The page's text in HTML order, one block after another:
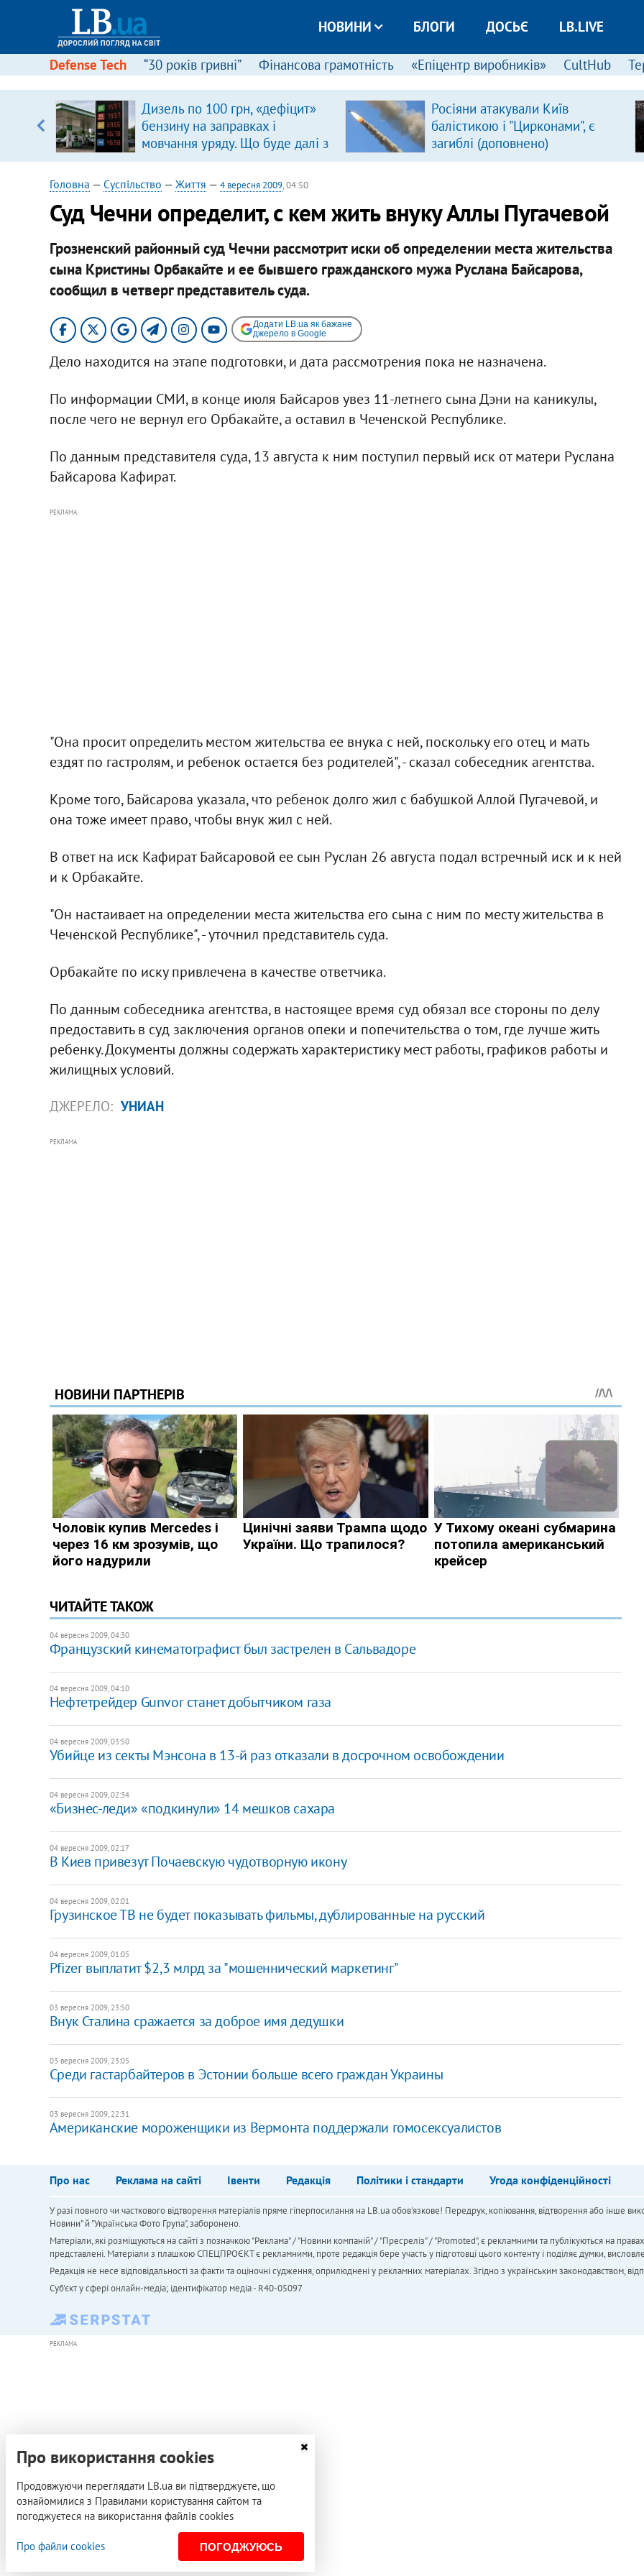
НОВИНИ БЛОГИ ДОСЬЄ LB.LIVE
Defense Tech “30 років гривні” Фінансова грамотність «Епіцентр виробників» CultHub
Дизель по 100 грн, «дефіцит»
бензину на заправках і
мовчання уряду. Що буде далі з
цінами на пальне?
Росіяни атакували Київ
балістикою і "Цирконами", є
загиблі (доповнено)
Головна — Суспільство — Життя — 4 вересня 2009, 04:50
Суд Чечни определит, с кем жить внуку Аллы Пугачевой
Грозненский районный суд Чечни рассмотрит иски об определении места жительства
сына Кристины Орбакайте и ее бывшего гражданского мужа Руслана Байсарова,
сообщил в четверг представитель суда.
Додати LB.ua як бажане
джерело в Google
Дело находится на этапе подготовки, и дата рассмотрения пока не назначена.
По информации СМИ, в конце июля Байсаров увез 11-летнего сына Дэни на каникулы,
после чего не вернул его Орбакайте, а оставил в Чеченской Республике.
По данным представителя суда, 13 августа к ним поступил первый иск от матери Руслана
Байсарова Кафират.
РЕКЛАМА
"Она просит определить местом жительства ее внука с ней, поскольку его отец и мать
ездят по гастролям, и ребенок остается без родителей", - сказал собеседник агентства.
Кроме того, Байсарова указала, что ребенок долго жил с бабушкой Аллой Пугачевой, и
она тоже имеет право, чтобы внук жил с ней.
В ответ на иск Кафират Байсаровой ее сын Руслан 26 августа подал встречный иск и к ней
и к Орбакайте.
"Он настаивает на определении места жительства его сына с ним по месту жительства в
Чеченской Республике", - уточнил представитель суда.
Орбакайте по иску привлечена в качестве ответчика.
По данным собеседника агентства, в настоящее время суд обязал все стороны по делу
предоставить в суд заключения органов опеки и попечительства о том, где лучше жить
ребенку. Документы должны содержать характеристику мест работы, графиков работы и
жилищных условий.
ДЖЕРЕЛО: УНИАН
РЕКЛАМА
ЧИТАЙТЕ ТАКОЖ
04 вересня 2009, 04:30
Французский кинематографист был застрелен в Сальвадоре
04 вересня 2009, 04:10
Нефтетрейдер Gunvor станет добытчиком газа
04 вересня 2009, 03:50
Убийце из секты Мэнсона в 13-й раз отказали в досрочном освобождении
04 вересня 2009, 02:34
«Бизнес-леди» «подкинули» 14 мешков сахара
04 вересня 2009, 02:17
В Киев привезут Почаевскую чудотворную икону
04 вересня 2009, 02:01
Грузинское ТВ не будет показывать фильмы, дублированные на русский
04 вересня 2009, 01:05
Pfizer выплатит $2,3 млрд за "мошеннический маркетинг"
03 вересня 2009, 23:50
Внук Сталина сражается за доброе имя дедушки
03 вересня 2009, 23:05
Среди гастарбайтеров в Эстонии больше всего граждан Украины
03 вересня 2009, 22:31
Американские мороженщики из Вермонта поддержали гомосексуалистов
Про нас Реклама на сайті Івенти Редакція Політики і стандарти Угода конфіденційності
У разі повного чи часткового відтворення матеріалів пряме гіперпосилання на LB.ua обов'язкове! Передрук, копіювання, відтворення або інше
Новини" й "Українська Фото Група", заборонено.
Матеріали, які розміщуються на сайті з позначкою "Реклама" / "Новини компаній" / "Пресреліз" / "Promoted", є рекламними та публікуються на
представлені. Матеріали з плашкою СПЕЦПРОЄКТ є рекламними, проте редакція бере участь у підготовці цього контенту і поділяє думки,
Редакція не несе відповідальності за факти та оціночні судження, оприлюднені у рекламних матеріалах. Згідно з українським законодавством,
Cуб'єкт у сфері онлайн-медіа; ідентифікатор медіа - R40-05097
РЕКЛАМА
Про використання cookies
Продовжуючи переглядати LB.ua ви підтверджуєте, що
ознайомилися з Правилами користування сайтом та
погоджуєтеся на використання файлів cookies
Про файли cookies ПОГОДЖУЮСЬ